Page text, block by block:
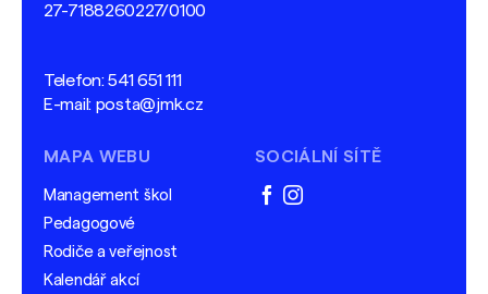
27-7188260227/0100
Telefon:541 651 111
E-mail: posta@jmk.cz
MAPA WEBU
Management škol
Pedagogové
Rodiče a veřejnost
Kalendář akcí
SOCIÁLNÍ SÍTĚ
facebook
instagram